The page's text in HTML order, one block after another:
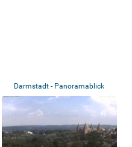
Darmstadt - Panoramablick